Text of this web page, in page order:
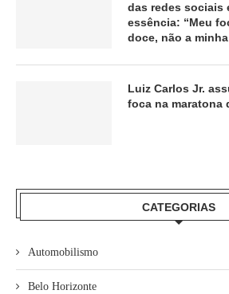
das redes sociais
essência: “Meu
doce, não a
Luiz Carlos Jr.
foca na maratona
CATEGORIAS
Automobilismo
Belo Horizonte